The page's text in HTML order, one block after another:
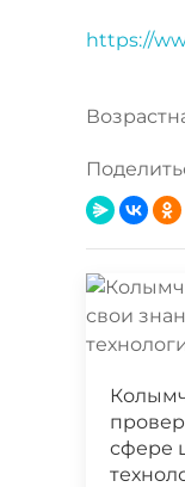
https://
сфере